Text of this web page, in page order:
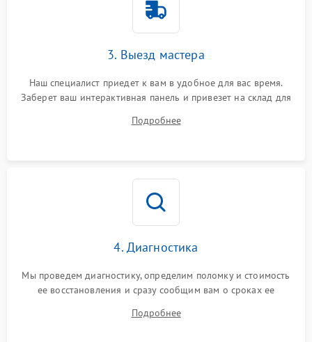
3. Выезд мастера
Наш специалист приедет к вам в удобное для вас время.
Заберет ваш интерактивная панель и привезет на склад для
Подробнее
4. Диагностика
Мы проведем диагностику, определим поломку и стоимость
ее восстановления и сразу сообщим вам о сроках ее
Подробнее